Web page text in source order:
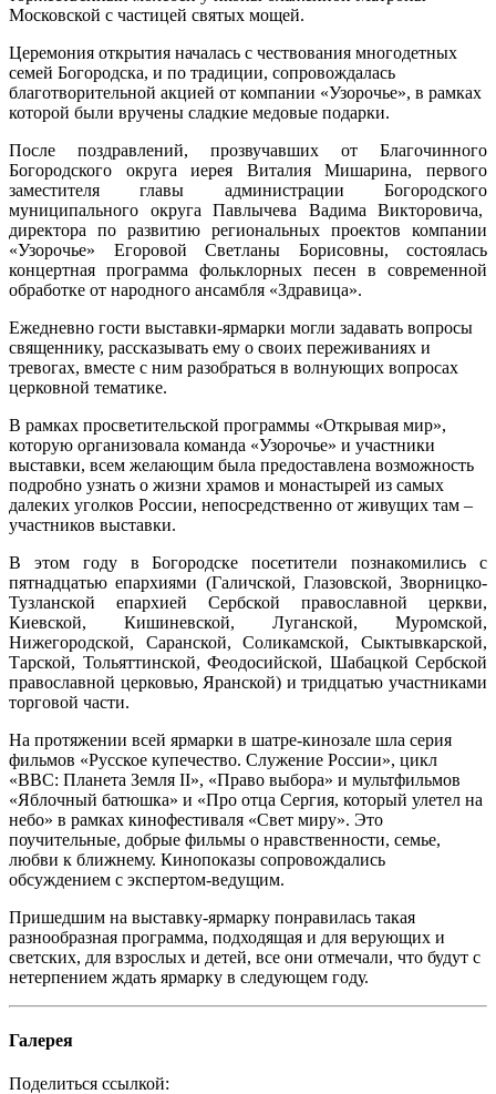
Московской с частицей святых мощей.
Церемония открытия началась с чествования многодетных
семей Богородска, и по традиции, сопровождалась
благотворительной акцией от компании «Узорочье», в рамках
которой были вручены сладкие медовые подарки.
После поздравлений, прозвучавших от Благочинного
Богородского округа иерея Виталия Мишарина, первого
заместителя главы администрации Богородского
муниципального округа Павлычева Вадима Викторовича,
директора по развитию региональных проектов компании
«Узорочье» Егоровой Светланы Борисовны, состоялась
концертная программа фольклорных песен в современной
обработке от народного ансамбля «Здравица».
Ежедневно гости выставки-ярмарки могли задавать вопросы
священнику, рассказывать ему о своих переживаниях и
тревогах, вместе с ним разобраться в волнующих вопросах
церковной тематике.
В рамках просветительской программы «Открывая мир»,
которую организовала команда «Узорочье» и участники
выставки, всем желающим была предоставлена возможность
подробно узнать о жизни храмов и монастырей из самых
далеких уголков России, непосредственно от живущих там –
участников выставки.
В этом году в Богородске посетители познакомились с
пятнадцатью епархиями (Галичской, Глазовской, Зворницко-
Тузланской епархией Сербской православной церкви,
Киевской, Кишиневской, Луганской, Муромской,
Нижегородской, Саранской, Соликамской, Сыктывкарской,
Тарской, Тольяттинской, Феодосийской, Шабацкой Сербской
православной церковью, Яранской) и тридцатью участниками
торговой части.
На протяжении всей ярмарки в шатре-кинозале шла серия
фильмов «Русское купечество. Служение России», цикл
«ВВС: Планета Земля II», «Право выбора» и мультфильмов
«Яблочный батюшка» и «Про отца Сергия, который улетел на
небо» в рамках кинофестиваля «Свет миру». Это
поучительные, добрые фильмы о нравственности, семье,
любви к ближнему. Кинопоказы сопровождались
обсуждением с экспертом-ведущим.
Пришедшим на выставку-ярмарку понравилась такая
разнообразная программа, подходящая и для верующих и
светских, для взрослых и детей, все они отмечали, что будут с
нетерпением ждать ярмарку в следующем году.
Галерея
Поделиться ссылкой: